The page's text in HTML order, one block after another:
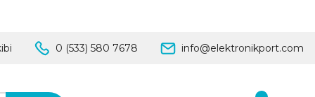
0 (533) 580 7678 info@elektronikport.com